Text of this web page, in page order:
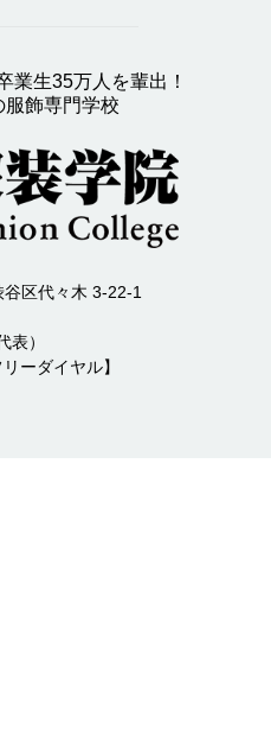
業生35万人を輩出！
飾専門学校
区代々木 3-22-1
表）
ーダイヤル】